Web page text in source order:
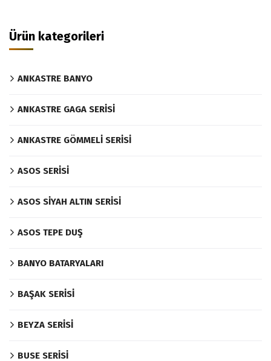
Ürün kategorileri
ANKASTRE BANYO
ANKASTRE GAGA SERİSİ
ANKASTRE GÖMMELİ SERİSİ
ASOS SERİSİ
ASOS SİYAH ALTIN SERİSİ
ASOS TEPE DUŞ
BANYO BATARYALARI
BAŞAK SERİSİ
BEYZA SERİSİ
BUSE SERİSİ